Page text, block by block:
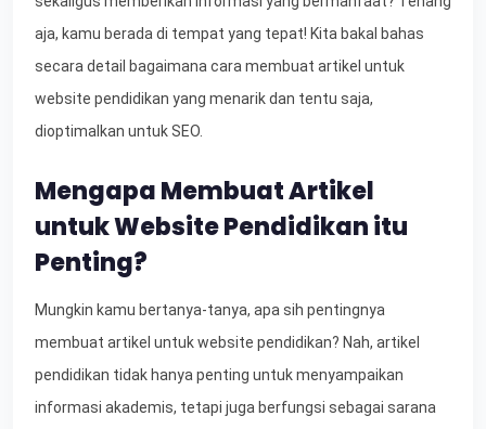
aja, kamu berada di tempat yang tepat! Kita bakal bahas
secara detail bagaimana cara membuat artikel untuk
website pendidikan yang menarik dan tentu saja,
dioptimalkan untuk SEO.
Mengapa Membuat Artikel
untuk Website Pendidikan itu
Penting?
Mungkin kamu bertanya-tanya, apa sih pentingnya
membuat artikel untuk website pendidikan? Nah, artikel
pendidikan tidak hanya penting untuk menyampaikan
informasi akademis, tetapi juga berfungsi sebagai sarana